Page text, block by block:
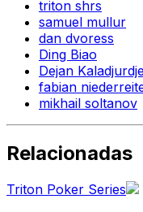
triton shrs
samuel mullur
dan dvoress
Ding Biao
Dejan
fabian
mikhail soltanov
Relacionadas
Triton Poker Series